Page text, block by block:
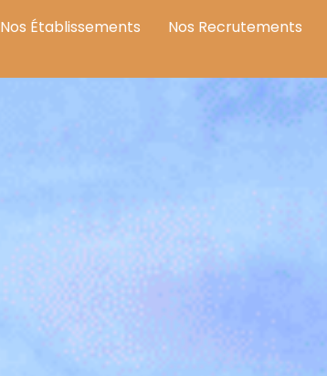
Nos Établissements Nos Recrutements